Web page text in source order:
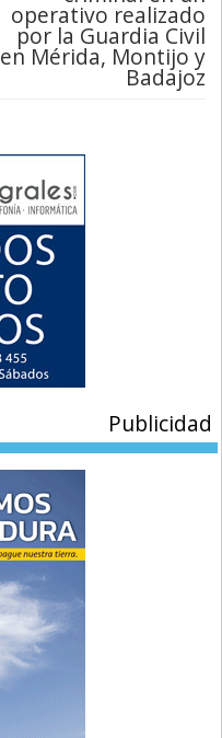
operativo realizado
por la Guardia Civil
en Mérida, Montijo y
Badajoz
Publicidad